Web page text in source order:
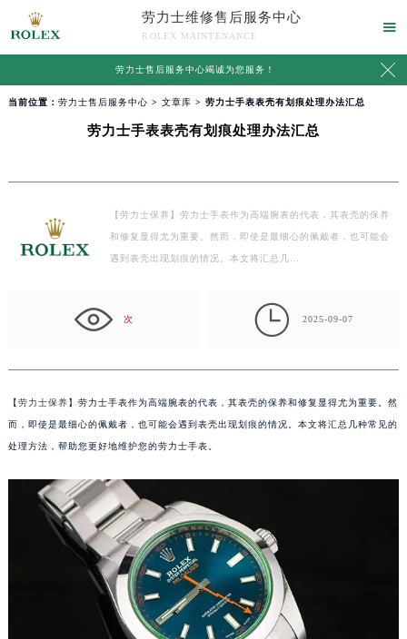
劳力士维修售后服务中心
ROLEX MAINTENANCE

劳力士售后服务中心竭诚为您服务！ 
当前位置： 劳力士售后服务中心 > 文章库 > 劳力士手表表壳有划痕处理办法汇总
劳力士手表表壳有划痕处理办法汇总
【劳力士保养】劳力士手表作为高端腕表的代表，其表壳的保养
和修复显得尤为重要。然而，即使是最细心的佩戴者，也可能会
遇到表壳出现划痕的情况。本文将汇总几…
次  2025-09-07
【劳力士保养】劳力士手表作为高端腕表的代表，其表壳的保养和修复显得尤为重要。然
而，即使是最细心的佩戴者，也可能会遇到表壳出现划痕的情况。本文将汇总几种常见的
处理方法，帮助您更好地维护您的劳力士手表。